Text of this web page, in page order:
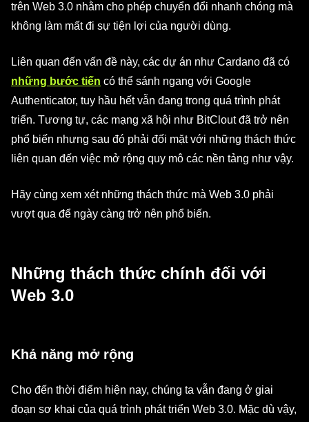
trên Web 3.0 nhằm cho phép chuyển đổi nhanh chóng mà
không làm mất đi sự tiện lợi của người dùng.
Liên quan đến vấn đề này, các dự án như Cardano đã có
những bước tiến có thể sánh ngang với Google
Authenticator, tuy hầu hết vẫn đang trong quá trình phát
triển. Tương tự, các mạng xã hội như BitClout đã trở nên
phổ biến nhưng sau đó phải đối mặt với những thách thức
liên quan đến việc mở rộng quy mô các nền tảng như vậy.
Hãy cùng xem xét những thách thức mà Web 3.0 phải
vượt qua để ngày càng trở nên phổ biến.
Những thách thức chính đối với
Web 3.0
Khả năng mở rộng
Cho đến thời điểm hiện nay, chúng ta vẫn đang ở giai
đoạn sơ khai của quá trình phát triển Web 3.0. Mặc dù vậy,